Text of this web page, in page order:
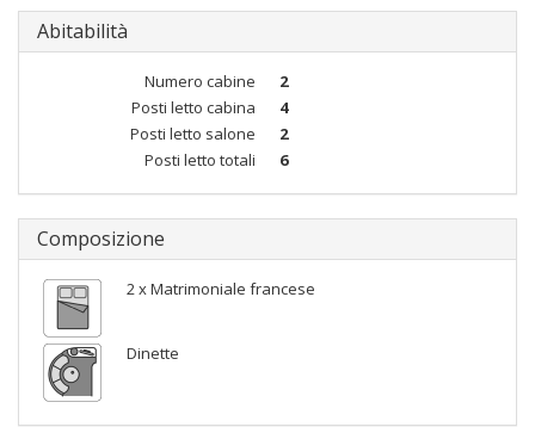
Abitabilità
Numero cabine
2
Posti letto cabina
4
Posti letto salone
2
Posti letto totali
6
Composizione
2 x Matrimoniale francese
Dinette